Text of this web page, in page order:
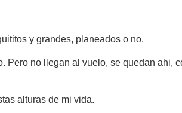
y grandes, planeados o no.
no llegan al vuelo, se quedan ahi,
alturas de mi vida.